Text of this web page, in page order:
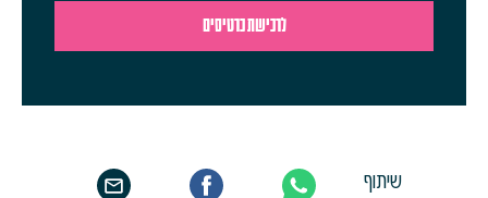
לרכישת כרטיסים
שיתוף